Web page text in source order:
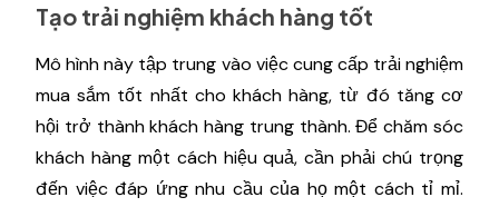
Tạo trải nghiệm khách hàng tốt
Mô hình này tập trung vào việc cung cấp trải nghiệm
mua sắm tốt nhất cho khách hàng, từ đó tăng cơ
hội trở thành khách hàng trung thành. Để chăm sóc
khách hàng một cách hiệu quả, cần phải chú trọng
đến việc đáp ứng nhu cầu của họ một cách tỉ mỉ.